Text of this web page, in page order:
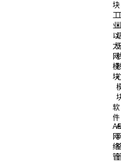
块
工
业
以
太
网
模
块
软
件
网
络
管